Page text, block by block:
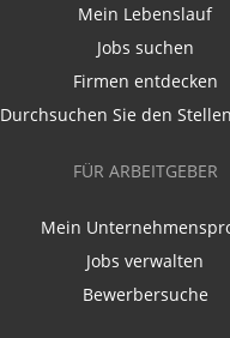
Mein Lebenslauf
Jobs suchen
Firmen entdecken
Durchsuchen Sie den
FÜR ARBEITGEBER
Mein
Jobs verwalten
Bewerbersuche